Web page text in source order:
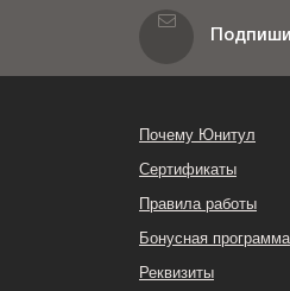
Почему Юнитул
Сертификаты
Правила работы
Бонусная программа
Реквизиты